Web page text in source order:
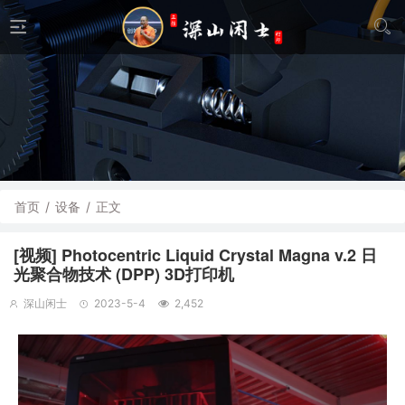
首页 / 设备 / 正文
[视频] Photocentric Liquid Crystal Magna v.2 日
光聚合物技术 (DPP) 3D打印机
深山闲士 2023-5-4 2,452